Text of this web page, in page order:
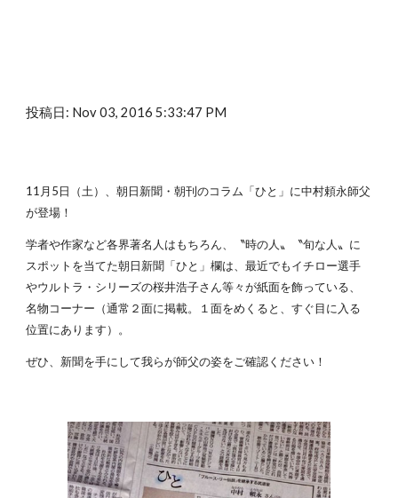
投稿日: Nov 03, 2016 5:33:47 PM
11月5日（土）、朝日新聞・朝刊のコラム「ひと」に中村頼永師父
が登場！
学者や作家など各界著名人はもちろん、〝時の人〟〝旬な人〟に
スポットを当てた朝日新聞「ひと」欄は、最近でもイチロー選手
やウルトラ・シリーズの桜井浩子さん等々が紙面を飾っている、
名物コーナー（通常２面に掲載。１面をめくると、すぐ目に入る
位置にあります）。
ぜひ、新聞を手にして我らが師父の姿をご確認ください！